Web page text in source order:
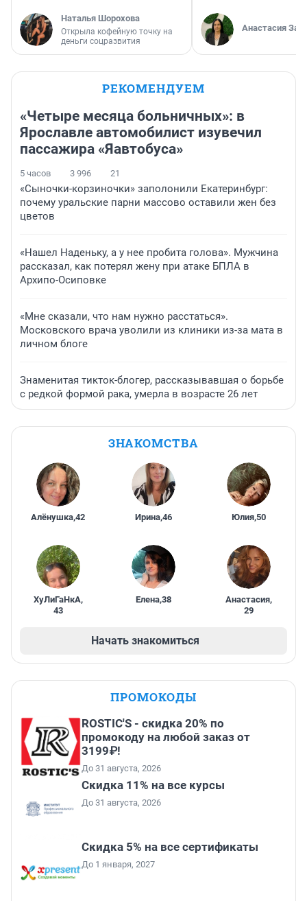
Наталья Шорохова
Открыла кофейную точку на
деньги соцразвития
Анастасия
РЕКОМЕНДУЕМ
«Четыре месяца больничных»: в
Ярославле автомобилист изувечил
пассажира «Яавтобуса»
5 часов 3 996 21
«Сыночки-корзиночки» заполонили Екатеринбург:
почему уральские парни массово оставили жен без
цветов
«Нашел Наденьку, а у нее пробита голова». Мужчина
рассказал, как потерял жену при атаке БПЛА в
Архипо-Осиповке
«Мне сказали, что нам нужно расстаться».
Московского врача уволили из клиники из-за мата в
личном блоге
Знаменитая тикток-блогер, рассказывавшая о борьбе
с редкой формой рака, умерла в возрасте 26 лет
ЗНАКОМСТВА
Алёнушка,42 Ирина,46 Юлия,50
ХуЛиГаНкА,
43
Елена,38 Анастасия,
29
Начать знакомиться
ПРОМОКОДЫ
ROSTIC'S - скидка 20% по
промокоду на любой заказ от
3199₽!
До 31 августа, 2026
Скидка 11% на все курсы
До 31 августа, 2026
Скидка 5% на все сертификаты
До 1 января, 2027